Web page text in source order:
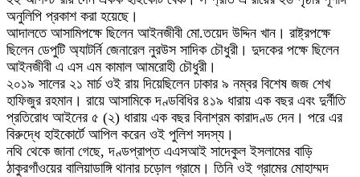
অনুলিপি প্রকাশ করা হয়েছে।
আদালতে আসামিপক্ষে ছিলেন আইনজীবী মো.তয়েদ উদ্দিন খান। রাষ্ট্রপক্ষে
ছিলেন ডেপুটি অ্যাটর্নি জেনারেল নুরউস সাদিক চৌধুরী। দুদকের পক্ষে ছিলেন
আইনজীবী এ এস এম কামাল আমরোহী চৌধুরী।
২০১৯ সালের ২১ মার্চ ওই রায় দিয়েছিলেন ঢাকার ৯ নম্বর বিশেষ জজ শেখ
হাফিজুর রহমান। রায়ে আসামিকে দণ্ডবিধির ৪১৯ ধারায় এক বছর এবং দুর্নীতি
প্রতিরোধ আইনের ৫ (২) ধারায় এক বছর বিনাশ্রম কারাদণ্ড দেন। পরে এর
বিরুদ্ধে হাইকোর্টে আপিল করেন ওই পুলিশ সদস্য।
নথি থেকে জানা গেছে, দণ্ডপ্রাপ্ত এএসআই সাদেকুল ইসলামের বাড়ি
ঠাকুরগাঁওয়ের বালিয়াডাঙ্গি থানার চড়োল গ্রামে। তিনি ওই গ্রামের মোহাম্মদ